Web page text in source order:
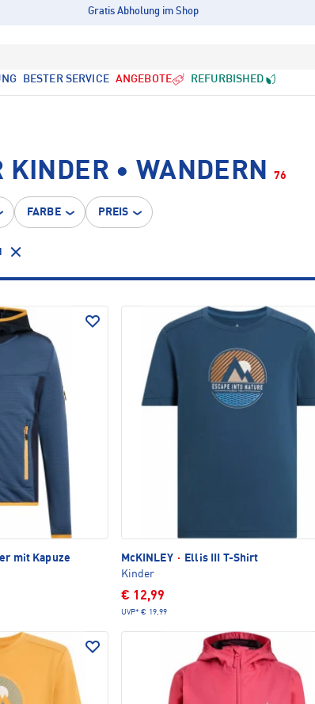
Gratis Abholung im Shop
BESTER SERVICE ANGEBOTE REFURBISHED
• WANDERN 76
FARBE PREIS
mit Kapuze
McKINLEY ·
Ellis III T-Shirt
Kinder
€ 12,99
UVP* € 19,99